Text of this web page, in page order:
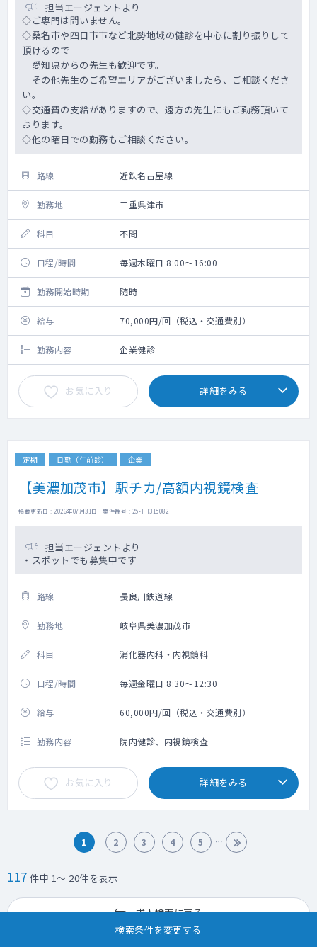
担当エージェントより
◇ご専門は問いません。
◇桑名市や四日市市など北勢地域の健診を中心に割り振りして
頂けるので
愛知県からの先生も歓迎です。
その他先生のご希望エリアがございましたら、ご相談くださ
い。
◇交通費の支給がありますので、遠方の先生にもご勤務頂いて
おります。
◇他の曜日での勤務もご相談ください。
路線 近鉄名古屋線
勤務地 三重県津市
科目 不問
日程/時間 毎週木曜日 8:00～16:00
勤務開始時期 随時
給与 70,000円/回（税込・交通費別）
勤務内容 企業健診
お気に入り 詳細をみる
定期 日勤（午前診） 企業
【美濃加茂市】駅チカ/高額内視鏡検査
掲載更新日 : 2026年07月31日 案件番号 : 25-TH315082
担当エージェントより
・スポットでも募集中です
路線 長良川鉄道線
勤務地 岐阜県美濃加茂市
科目 消化器内科・内視鏡科
日程/時間 毎週金曜日 8:30～12:30
給与 60,000円/回（税込・交通費別）
勤務内容 院内健診、内視鏡検査
お気に入り 詳細をみる
1 2 3 4 5
117 件中 1～ 20件を表示
求人検索に戻る
検索条件を変更する